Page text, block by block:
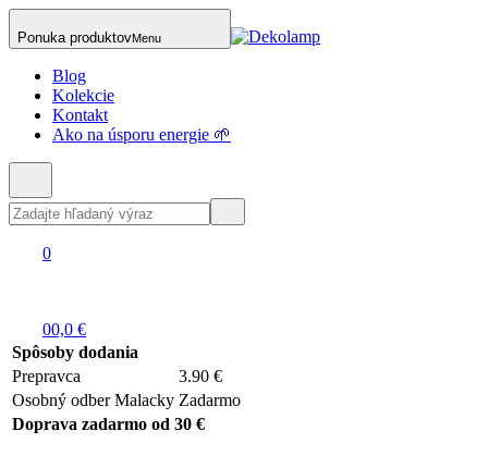
Ponuka produktovMenu
Blog
Kolekcie
Kontakt
Ako na úsporu energie 🌱
0
00,0 €
Spôsoby dodania
Prepravca
3.90 €
Osobný odber Malacky Zadarmo
Doprava zadarmo od 30 €